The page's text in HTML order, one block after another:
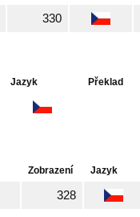
330
Jazyk Překlad
Zobrazení Jazyk
328